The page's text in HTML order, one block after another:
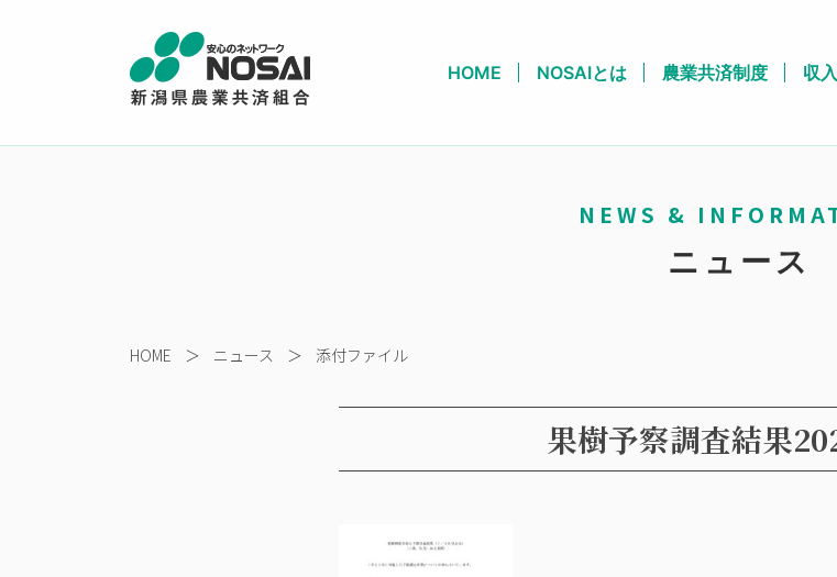
HOME NOSAIとは 農業共済制度 収
NEWS &
ニュース
HOME ＞ ニュース ＞ 添付ファイル
果樹予察調査結果